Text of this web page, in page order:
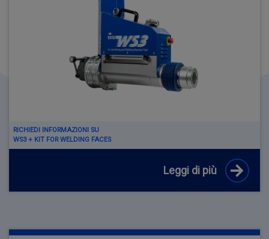
RICHIEDI INFORMAZIONI SU
WS3 + KIT FOR WELDING FACES
Leggi di più